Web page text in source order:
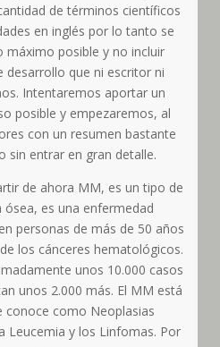
de términos científicos
en inglés por lo tanto se
máximo posible y no incluir
que ni escritor ni
Intentaremos aportar un
posible y empezaremos, al
con un resumen bastante
sin entrar en gran detalle.
de ahora MM, es un tipo de
ósea, es una enfermedad
personas de más de 50 años
los cánceres hematológicos.
unos 10.000 casos
unos 2.000 más. El MM está
conoce como Neoplasias
Leucemia y los Linfomas. Por